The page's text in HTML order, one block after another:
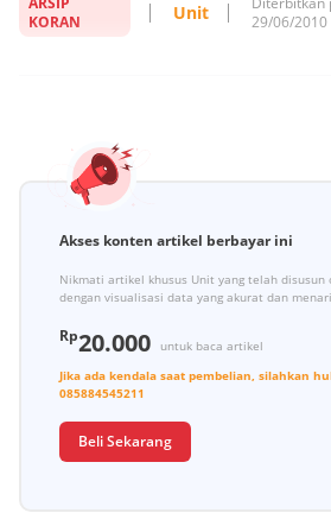
KORAN
Unit
29/06/2010
Akses konten artikel berbayar ini
Nikmati artikel khusus Unit yang telah disusun
dengan visualisasi data yang akurat dan
Rp20.000
untuk baca artikel
Jika ada kendala saat pembelian, silahkan
085884545211
Beli Sekarang